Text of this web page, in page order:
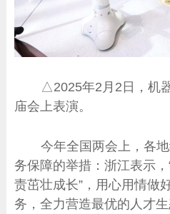
△2025年2月2日，机
庙会上表演。
今年全国两会上，各
务保障的举措：浙江表示
责茁壮成长”，用心用情做
务，全力营造最优的人才